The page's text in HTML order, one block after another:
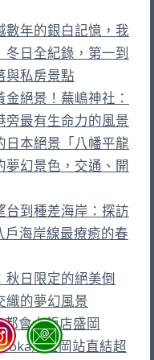
數年的銀白記憶，我
日全紀錄，第一到
與私房景點
絕景！蕪嶋神社：
旁最有生命力的風景
日本絕景「八幡平龍
幻景色，交通、開
台到種差海岸：探訪
海岸線最療癒的春
秋日限定的絕美倒
織的夢幻風景
會大飯店盛岡
）盛岡站直結超